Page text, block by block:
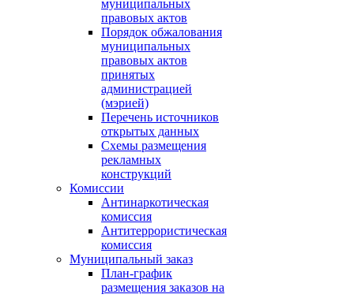
муниципальных
правовых актов
Порядок обжалования
муниципальных
правовых актов
принятых
администрацией
(мэрией)
Перечень источников
открытых данных
Схемы размещения
рекламных
конструкций
Комиссии
Антинаркотическая
комиссия
Антитеррористическая
комиссия
Муниципальный заказ
План-график
размещения заказов на